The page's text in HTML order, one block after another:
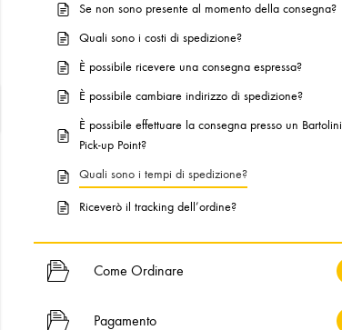
Se non sono presente al momento della consegna?
Quali sono i costi di spedizione?
È possibile ricevere una consegna espressa?
È possibile cambiare indirizzo di spedizione?
È possibile effettuare la consegna presso un Bartolini
Pick-up Point?
Quali sono i tempi di spedizione?
Riceverò il tracking dell’ordine?
Come Ordinare
Pagamento